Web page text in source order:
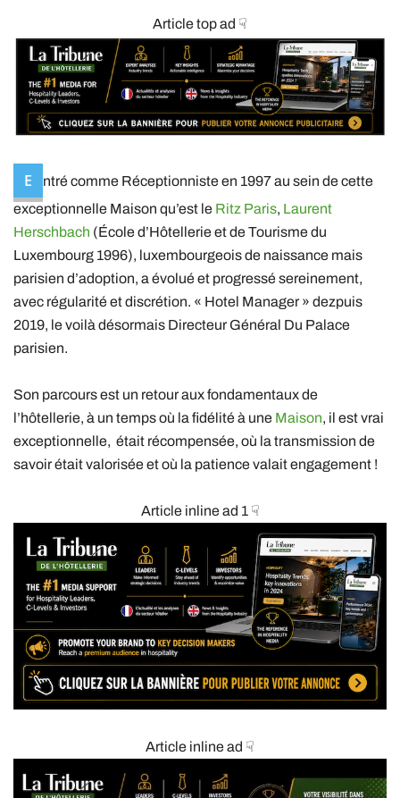
Article top ad ☟
E
ntré comme Réceptionniste en 1997 au sein de cette
exceptionnelle Maison qu’est le Ritz Paris, Laurent
Herschbach (École d’Hôtellerie et de Tourisme du
Luxembourg 1996), luxembourgeois de naissance mais
parisien d’adoption, a évolué et progressé sereinement,
avec régularité et discrétion. « Hotel Manager » dezpuis
2019, le voilà désormais Directeur Général Du Palace
parisien.
Son parcours est un retour aux fondamentaux de
l’hôtellerie, à un temps où la fidélité à une Maison, il est vrai
exceptionnelle, était récompensée, où la transmission de
savoir était valorisée et où la patience valait engagement !
Article inline ad 1 ☟
Article inline ad ☟